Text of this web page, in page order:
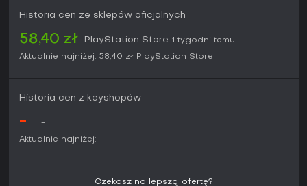
Historia cen ze sklepów oficjalnych
58,40 zł PlayStation Store 1 tygodni temu
Aktualnie najniżej: 58,40 zł PlayStation Store
Historia cen z keyshopów
- - -
Aktualnie najniżej: - -
Czekasz na lepszą ofertę?